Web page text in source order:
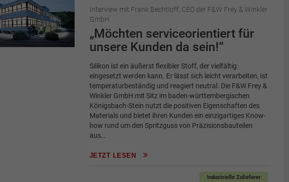
Interview mit Frank Bechtloff, CEO der F&W Frey & Winkler
GmbH
„Möchten serviceorientiert für
unsere Kunden da sein!“
Silikon ist ein äußerst flexibler Stoff, der vielfältig
eingesetzt werden kann. Er lässt sich leicht verarbeiten, ist
temperaturbeständig und reagiert neutral. Die F&W Frey &
Winkler GmbH mit Sitz im baden-württembergischen
Königsbach-Stein nutzt die positiven Eigenschaften des
Materials und bietet ihren Kunden ein einzigartiges Know-
how rund um den Spritzguss von Präzisionsbauteilen
aus…
JETZT LESEN
Industrielle Zulieferer